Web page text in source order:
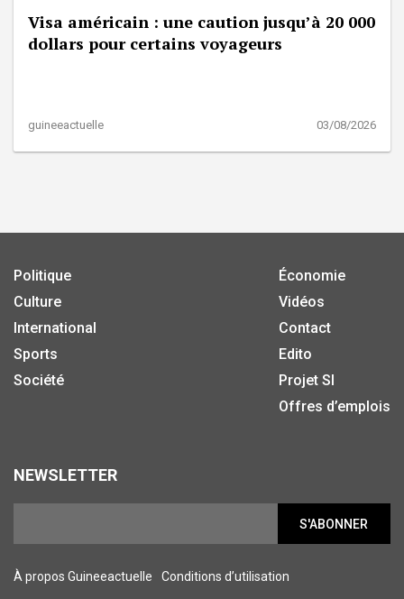
Visa américain : une caution jusqu’à 20 000
dollars pour certains voyageurs
guineeactuelle 03/08/2026
Politique
Culture
International
Sports
Société
Économie
Vidéos
Contact
Edito
Projet SI
Offres d’emplois
NEWSLETTER
S'ABONNER
À propos Guineeactuelle Conditions d’utilisation